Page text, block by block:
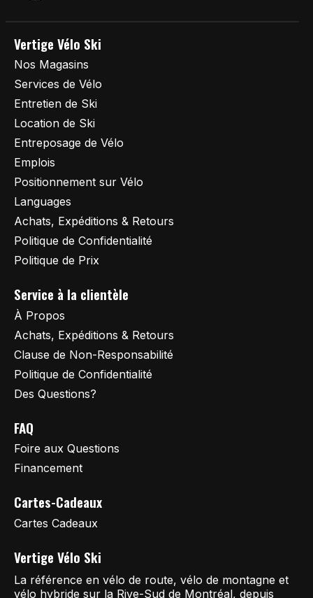
Vertige Vélo Ski
Nos Magasins
Services de Vélo
Entretien de Ski
Location de Ski
Entreposage de Vélo
Emplois
Positionnement sur Vélo
Languages
Achats, Expéditions & Retours
Politique de Confidentialité
Politique de Prix
Service à la clientèle
À Propos
Achats, Expéditions & Retours
Clause de Non-Responsabilité
Politique de Confidentialité
Des Questions?
FAQ
Foire aux Questions
Financement
Cartes-Cadeaux
Cartes Cadeaux
Vertige Vélo Ski
La référence en vélo de route, vélo de montagne et
vélo hybride sur la Rive-Sud de Montréal, depuis